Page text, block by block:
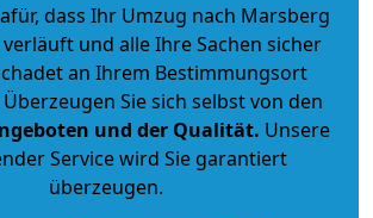
dass Ihr Umzug nach Marsberg
und alle Ihre Sachen sicher
an Ihrem Bestimmungsort
Sie sich selbst von den
und der Qualität. Unsere
Service wird Sie garantiert
überzeugen.